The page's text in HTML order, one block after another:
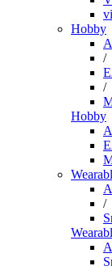
Hobby
/
/
Hobby
/